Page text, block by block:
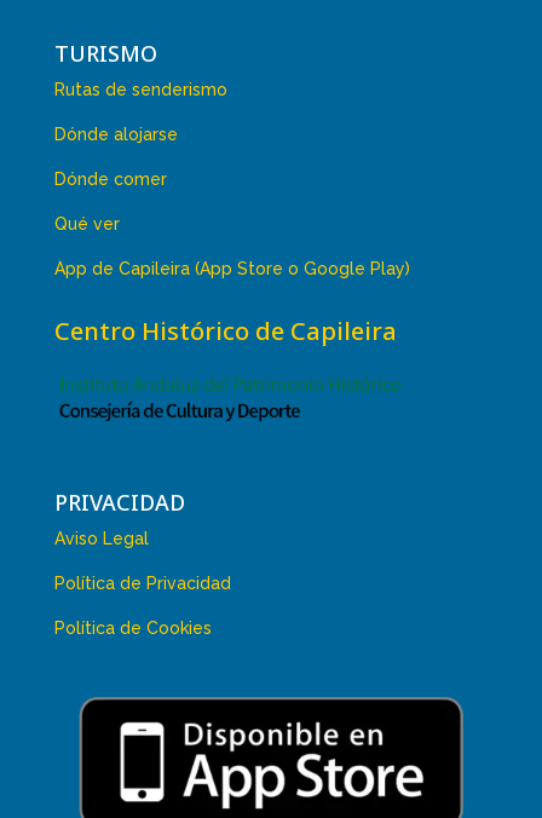
TURISMO
Rutas de senderismo
Dónde alojarse
Dónde comer
Qué ver
App de Capileira (App Store o Google Play)
Centro Histórico de Capileira
PRIVACIDAD
Aviso Legal
Política de Privacidad
Política de Cookies